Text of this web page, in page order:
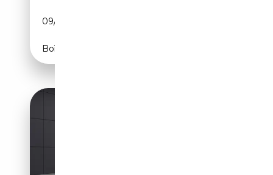
09/2013
Boîte automatique